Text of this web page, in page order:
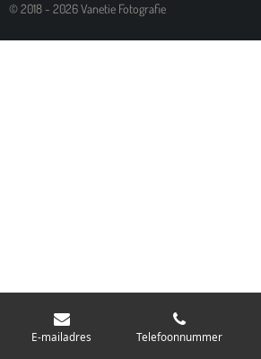
© 2018 - 2026 Vanetie Fotografie
E-mailadres Telefoonnummer